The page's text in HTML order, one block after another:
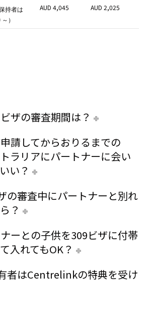
持者は
～）
AUD 4,045 AUD 2,025
ザの審査期間は？
請してからおりるまでの
ラリアにパートナーに会い
い？
の審査中にパートナーと別れ
？
ーとの子供を309ビザに付帯
入れてもOK？
者はCentrelinkの特典を受け